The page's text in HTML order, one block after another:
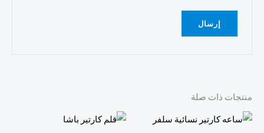
منتجات ذات صلة